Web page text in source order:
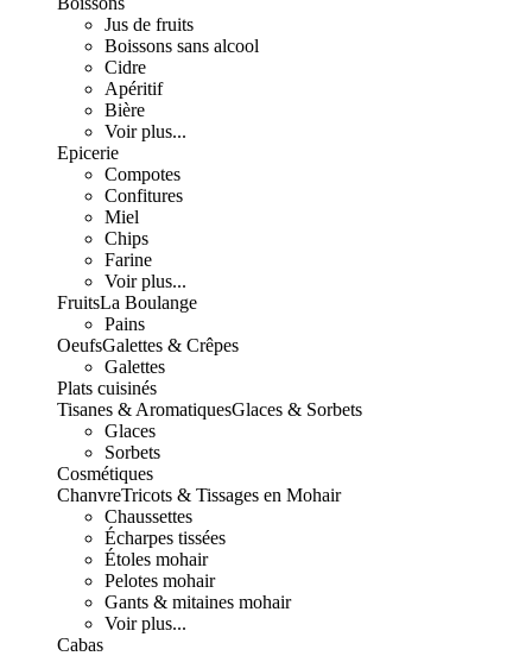
Jus de fruits
Boissons sans alcool
Cidre
Apéritif
Bière
Voir plus...
Epicerie
Compotes
Confitures
Miel
Chips
Farine
Voir plus...
FruitsLa Boulange
Pains
OeufsGalettes & Crêpes
Galettes
Plats cuisinés
Tisanes & AromatiquesGlaces & Sorbets
Glaces
Sorbets
Cosmétiques
ChanvreTricots & Tissages en Mohair
Chaussettes
Écharpes tissées
Étoles mohair
Pelotes mohair
Gants & mitaines mohair
Voir plus...
Cabas